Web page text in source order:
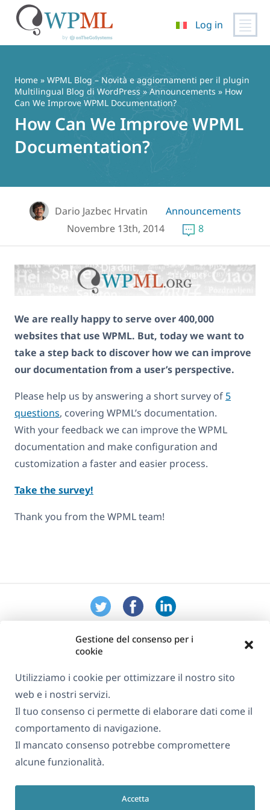
Gestione del consenso per i
cookie
Utilizziamo i cookie per ottimizzare il nostro sito
web e i nostri servizi.
Il tuo consenso ci permette di elaborare dati come il
comportamento di navigazione.
Il mancato consenso potrebbe compromettere
alcune funzionalità.
Accetta
contenuto
Log in
Home » WPML Blog – Novità e aggiornamenti per il plugin
Multilingual Blog di WordPress » Announcements » How
Can We Improve WPML Documentation?
How Can We Improve WPML
Documentation?
Dario Jazbec Hrvatin
Announcements
Novembre 13th, 2014
8
We are really happy to serve over 400,000
websites that use WPML. But, today we want to
take a step back to discover how we can improve
our documentation from a user’s perspective.
Please help us by answering a short survey of 5
questions, covering WPML’s documentation.
With your feedback we can improve the WPML
documentation and make configuration and
customization a faster and easier process.
Take the survey!
Thank you from the WPML team!
GDPR e Informativa sulla Privacy
Unisciti al nostro team(si
apre
in
apre
in
apre